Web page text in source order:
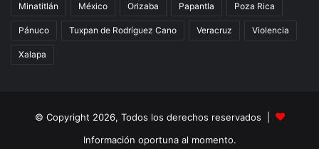
Minatitlán México Orizaba Papantla Poza Rica
Pánuco Tuxpan de Rodríguez Cano Veracruz Violencia
Xalapa
© Copyright 2026, Todos los derechos reservados |
Información oportuna al momento.